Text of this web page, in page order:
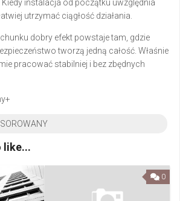
Kiedy instalacja od początku uwzględnia
utrzymać ciągłość działania.
dobry efekt powstaje tam, gdzie
tworzą jedną całość. Właśnie
pracować stabilniej i bez zbędnych
like...
0